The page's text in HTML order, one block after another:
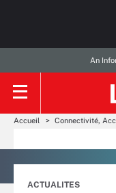
An
Accueil Connectivité,
ACTUALITES